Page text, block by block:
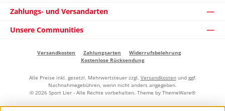
Zahlungs- und Versandarten
Unsere Communities
Versandkosten Zahlungsarten
Widerrufsbelehrung
Kostenlose Rücksendung
Alle Preise inkl. gesetzl. Mehrwertsteuer zzgl. Versandkostenund ggf.
Nachnahmegebühren, wenn nicht anders angegeben.
© 2026 Sport Lier - Alle Rechte vorbehalten. Theme by ThemeWare®